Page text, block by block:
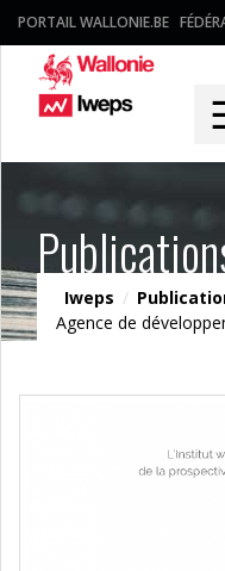
PORTAIL WALLONIE.BE
Iweps /
Agence de